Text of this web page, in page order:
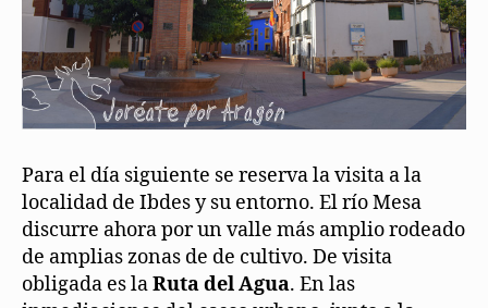
Para el día siguiente se reserva la visita a la
localidad de Ibdes y su entorno. El río Mesa
discurre ahora por un valle más amplio rodeado
de amplias zonas de de cultivo. De visita
obligada es laRuta del Agua. En las